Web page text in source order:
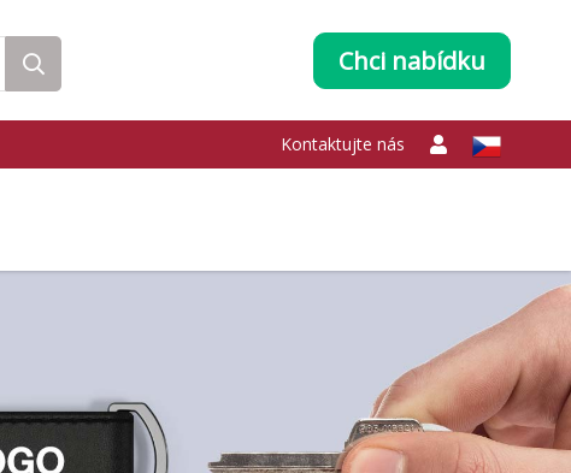
Chci nabídku
Kontaktujte nás